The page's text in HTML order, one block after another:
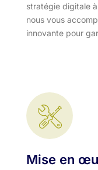
stratégie digitale
nous vous
innovante pour
Mise en